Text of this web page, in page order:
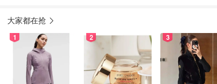
大家都在抢
1 2 3